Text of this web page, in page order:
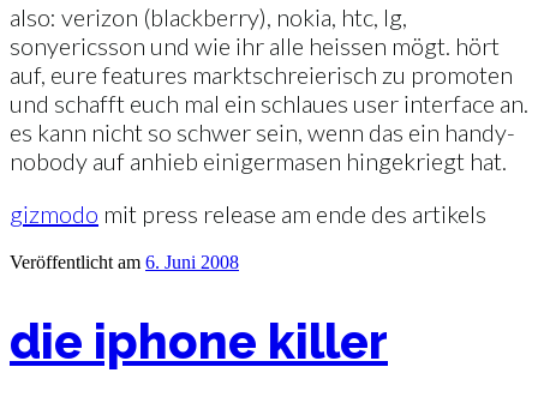
also: verizon (blackberry), nokia, htc, lg,
sonyericsson und wie ihr alle heissen mögt. hört
auf, eure features marktschreierisch zu promoten
und schafft euch mal ein schlaues user interface an.
es kann nicht so schwer sein, wenn das ein handy-
nobody auf anhieb einigermasen hingekriegt hat.
gizmodo mit press release am ende des artikels
Veröffentlicht am 6. Juni 2008
die iphone killer